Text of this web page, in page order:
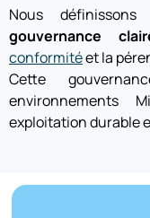
Nous
gouvernance
conformitéet la
Cette
environnements
exploitation durable